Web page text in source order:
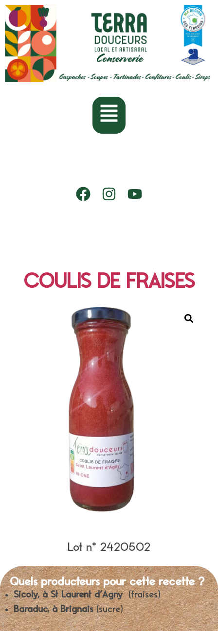
COULIS DE FRAISES
Lot n° 2420502
Quels producteurs pour cette recette ?
Sicoly, à St Laurent d’Agny(fraises)
Baraduc, à Brignais(sucre)